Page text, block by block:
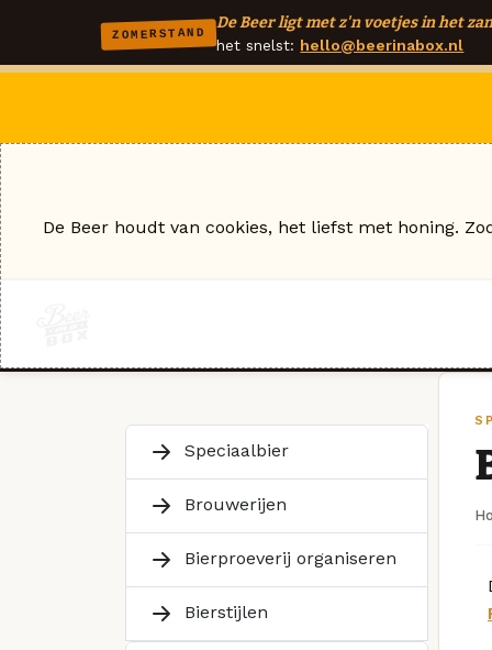
ZOMERSTAND
De Beer ligt met z'n voetjes in het
het snelst: hello@beerinabox.nl
Speciaalbier
Brouwerijen
Bierproeverij organiseren
Bierstijlen
De Beer houdt van cookies, het liefst met honing.